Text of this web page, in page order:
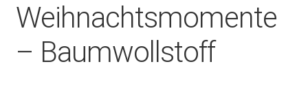
Weihnachtsmomente
– Baumwollstoff